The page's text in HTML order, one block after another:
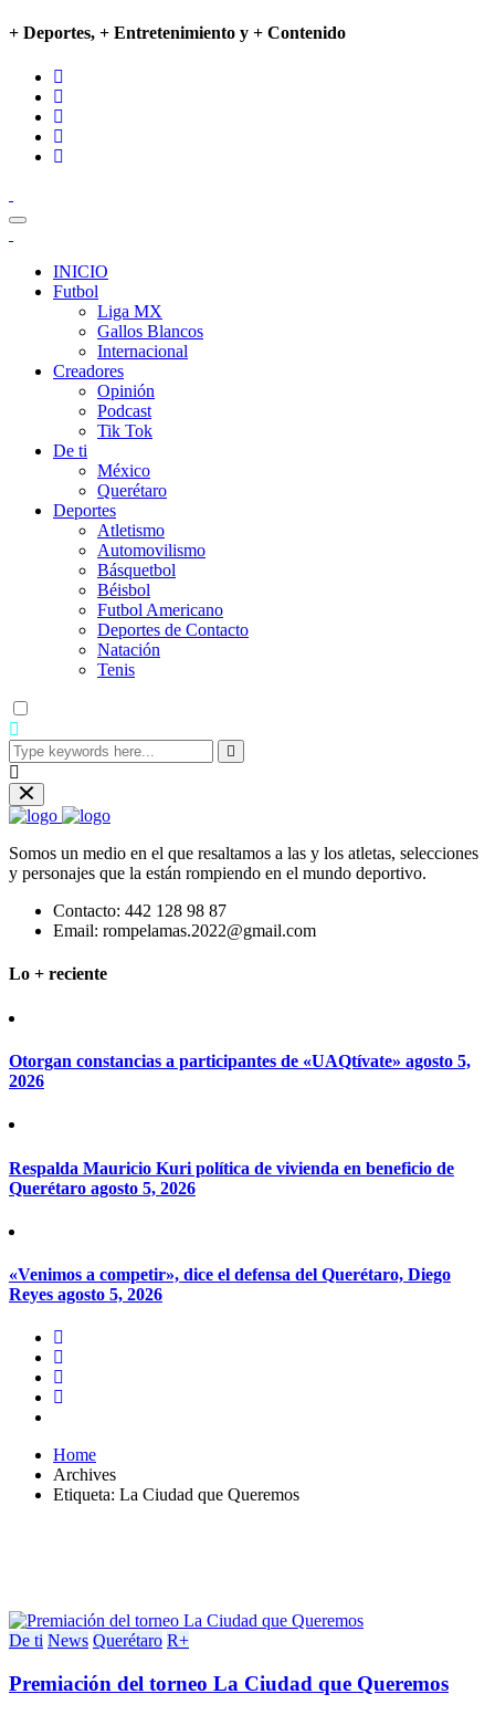
+ Deportes, + Entretenimiento y + Contenido
INICIO
Futbol
Liga MX
Gallos Blancos
Internacional
Creadores
Opinión
Podcast
Tik Tok
De ti
México
Querétaro
Deportes
Atletismo
Automovilismo
Básquetbol
Béisbol
Futbol Americano
Deportes de Contacto
Natación
Tenis
Somos un medio en el que resaltamos a las y los atletas, selecciones
y personajes que la están rompiendo en el mundo deportivo.
Contacto: 442 128 98 87
Email: rompelamas.2022@gmail.com
Lo + reciente
Otorgan constancias a participantes de «UAQtívate» agosto 5,
2026
Respalda Mauricio Kuri política de vivienda en beneficio de
Querétaro agosto 5, 2026
«Venimos a competir», dice el defensa del Querétaro, Diego
Reyes agosto 5, 2026
Home
Archives
Etiqueta: La Ciudad que Queremos
De ti News Querétaro R+
Premiación del torneo La Ciudad que Queremos